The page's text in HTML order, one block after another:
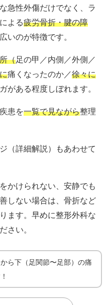
急性外傷だけでなく、ラ
よる疲労骨折・腱の障
いのが特徴です。
（足の甲／内側／外側／
痛くなったのか／徐々に
がある程度しぼれます。
患を一覧で見ながら整理
（詳細解説）もあわせて
かけられない、安静でも
しない場合は、骨折など
ます。早めに整形外科な
さい。
ら下（足関節〜足部）の痛